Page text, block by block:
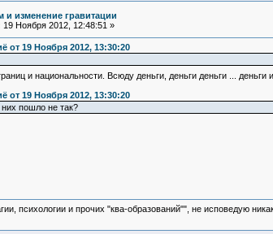
и изменение гравитации
19 Ноября 2012, 12:48:51 »
от 19 Ноября 2012, 13:30:20
и национальности. Всюду деньги, деньги деньги ... деньги
от 19 Ноября 2012, 13:30:20
пошло не так?
психологии и прочих "ква-образований"", не исповедую